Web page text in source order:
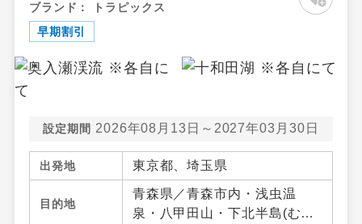
ブランド：
トラピックス
早期割引
設定期間 2026年08月13日～2027年03月30日
出発地 東京都、埼玉県
目的地
青森県／青森市内・浅虫温
泉・八甲田山・下北半島(む